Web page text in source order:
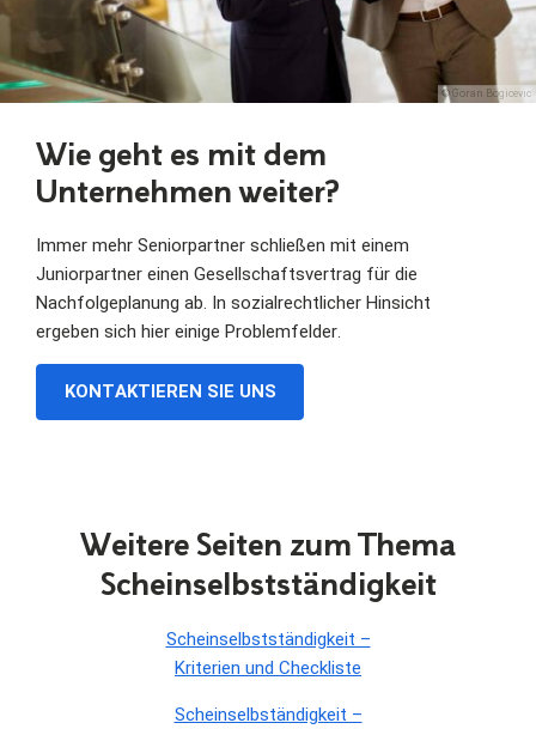
© Goran Bogicevic
Wie geht es mit dem
Unternehmen weiter?
Immer mehr Seniorpartner schließen mit einem
Juniorpartner einen Gesellschaftsvertrag für die
Nachfolgeplanung ab. In sozialrechtlicher Hinsicht
ergeben sich hier einige Problemfelder.
KONTAKTIEREN SIE UNS
Weitere Seiten zum Thema
Scheinselbstständigkeit
Scheinselbstständigkeit –
Kriterien und Checkliste
Scheinselbständigkeit –